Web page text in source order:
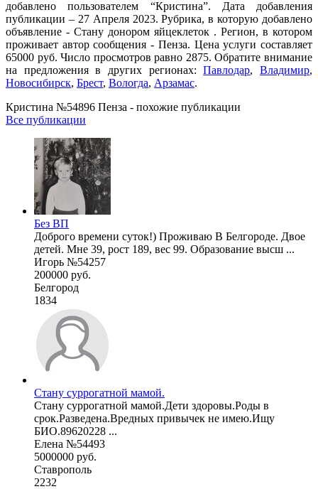
добавлено пользователем “Кристина”. Дата добавления
публикации – 27 Апреля 2023. Рубрика, в которую добавлено
объявление - Стану донором яйцеклеток . Регион, в котором
проживает автор сообщения - Пенза. Цена услуги составляет
65000 руб. Число просмотров равно 2875. Обратите внимание
на предложения в других регионах:Павлодар,Владимир,
Новосибирск, Брест, Вологда, Арзамас.
Кристина №54896 Пенза - похожие публикации
Все публикации
Без ВП
Доброго времени суток!) Проживаю В Белгороде. Двое
детей. Мне 39, рост 189, вес 99. Образование высш ...
Игорь №54257
200000 руб.
Белгород
1834
Стану суррогатной мамой.
Стану суррогатной мамой.Дети здоровы.Роды в
срок.Разведена.Вредных привычек не имею.Ищу
БИО.89620228 ...
Елена №54493
5000000 руб.
Ставрополь
2232